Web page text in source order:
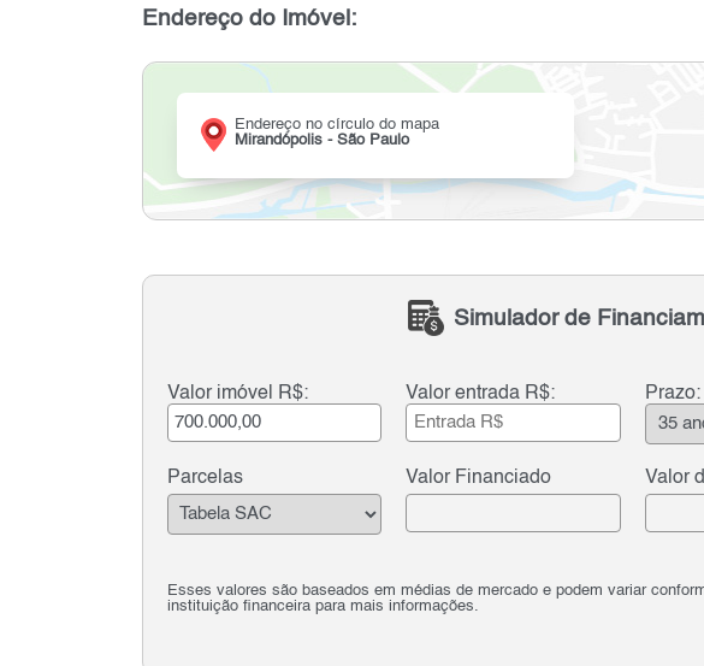
Endereço do Imóvel:
Endereço no círculo do mapa
Mirandópolis - São Paulo
Simulador de
Valor imóvel R$: Valor entrada R$: Prazo:
Parcelas Valor Financiado Valor
Esses valores são baseados em médias de mercado e podem variar
instituição financeira para mais informações.